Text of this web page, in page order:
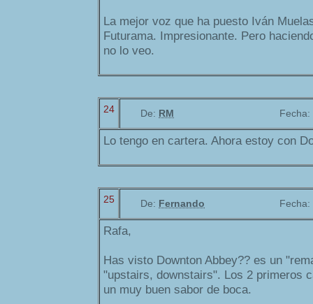
La mejor voz que ha puesto Iván
Futurama. Impresionante. Pero
no lo veo.
24 De: RM Fecha:
Lo tengo en cartera. Ahora estoy con
25 De: Fernando Fecha:
Rafa,
Has visto Downton Abbey?? es un
"upstairs, downstairs". Los 2 primeros
un muy buen sabor de boca.